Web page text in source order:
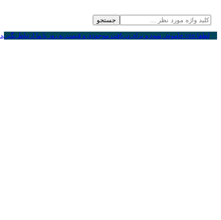
جستجو
لطفا vpn خاموش شود و برای دریافت موجودی و قیمت به روز با ما ارتباط بگیرید